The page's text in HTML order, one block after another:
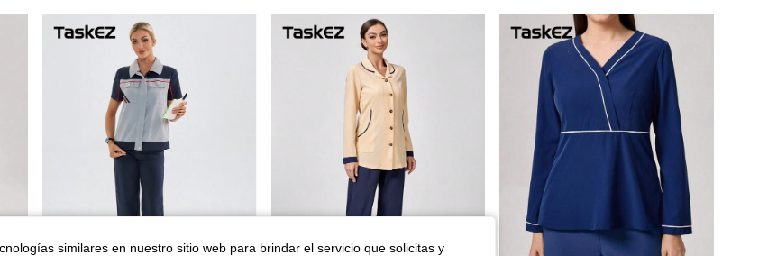
similares en nuestro sitio web para brindar el servicio que solicitas y